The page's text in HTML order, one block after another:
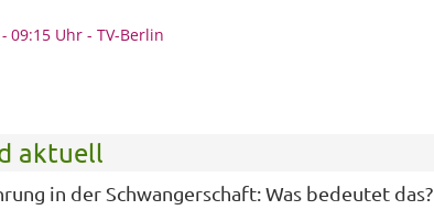
09:15 Uhr - TV-Berlin
aktuell
in der Schwangerschaft: Was bedeutet das?